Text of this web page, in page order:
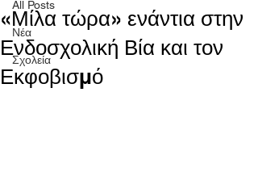
All Posts
Νέα
Σχολεία
«Μίλα τώρα» ενάντια στην
Ενδοσχολική Βία και τον
Εκφοβισμό